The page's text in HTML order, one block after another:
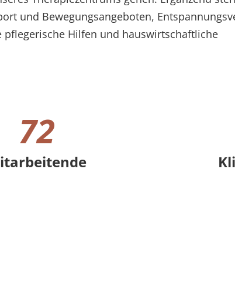
und Bewegungsangeboten,
Hilfen und hauswirtschaftliche
72